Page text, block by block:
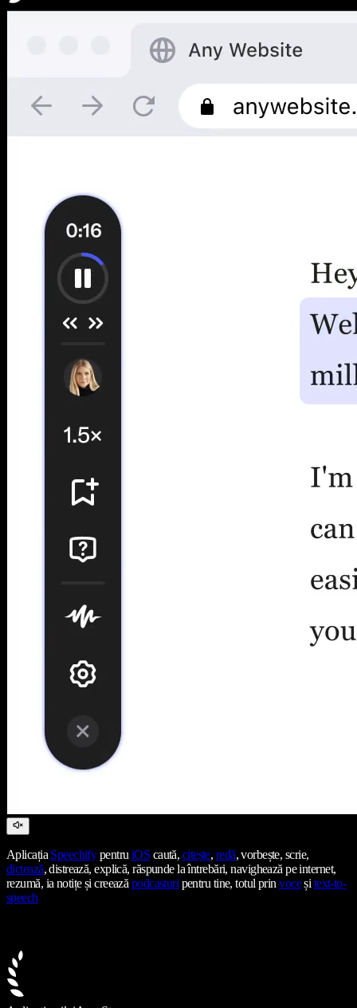
AplicațiaSpeechifypentruiOS caută, citește, redă, vorbește, scrie,
dictează, distrează, explică, răspunde la întrebări, navighează pe internet,
rezumă, ia notițe și creeazăpodcasturipentru tine, totul prinvoceșitext-to-
speech